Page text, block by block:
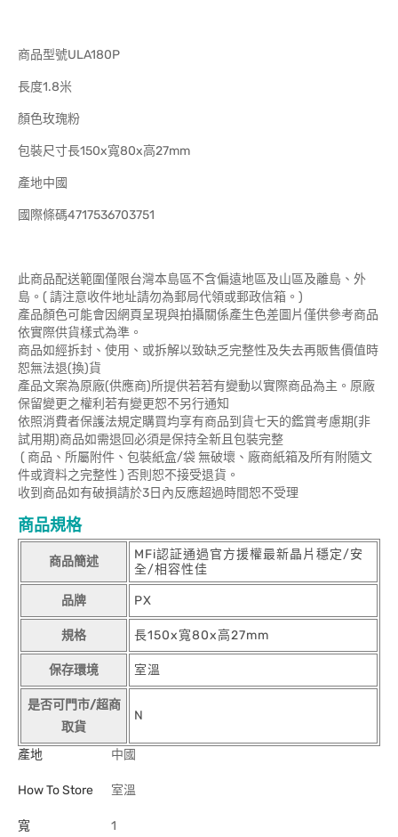
商品型號ULA180P
長度1.8米
顏色玫瑰粉
包裝尺寸長150x寬80x高27mm
產地中國
國際條碼4717536703751
此商品配送範圍僅限台灣本島區不含偏遠地區及山區及離島、外
島。( 請注意收件地址請勿為郵局代領或郵政信箱。)
產品顏色可能會因網頁呈現與拍攝關係產生色差圖片僅供參考商品
依實際供貨樣式為準。
商品如經拆封、使用、或拆解以致缺乏完整性及失去再販售價值時
恕無法退(換)貨
產品文案為原廠(供應商)所提供若若有變動以實際商品為主。原廠
保留變更之權利若有變更恕不另行通知
依照消費者保護法規定購買均享有商品到貨七天的鑑賞考慮期(非
試用期)商品如需退回必須是保持全新且包裝完整
( 商品、所屬附件、包裝紙盒/袋 無破壞、廠商紙箱及所有附隨文
件或資料之完整性 ) 否則恕不接受退貨。
收到商品如有破損請於3日內反應超過時間恕不受理
商品規格
商品簡述
MFi認証通過官方援權最新晶片穩定/安
全/相容性佳
品牌 PX
規格 長150x寬80x高27mm
保存環境 室溫
是否可門市/超商
取貨
N
產地 中國
How To Store 室溫
寬 1